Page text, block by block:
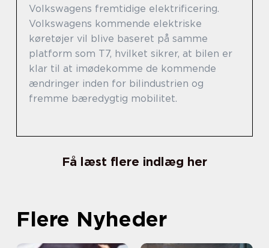
Volkswagens fremtidige elektrificering.
Volkswagens kommende elektriske
køretøjer vil blive baseret på samme
platform som T7, hvilket sikrer, at bilen er
klar til at imødekomme de kommende
ændringer inden for bilindustrien og
fremme bæredygtig mobilitet.
Få læst flere indlæg her
Flere Nyheder